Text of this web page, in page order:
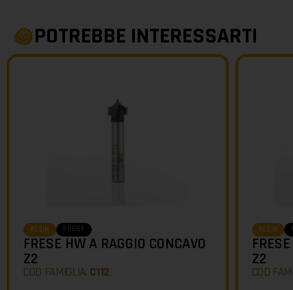
POTREBBE INTERESSARTI
KLEIN FRESE
FRESE HW A RAGGIO CONCAVO
Z2
COD FAMIGLIA: C112
KLEIN
Z2
COD